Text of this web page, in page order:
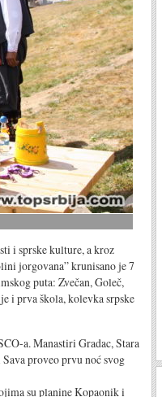
i sprske kulture, a kroz
jorgovana” krunisano je 7
puta: Zvečan, Goleč,
i prva škola, kolevka srpske
a. Manastiri Gradac, Stara
proveo prvu noć svog
su planine Kopaonik i